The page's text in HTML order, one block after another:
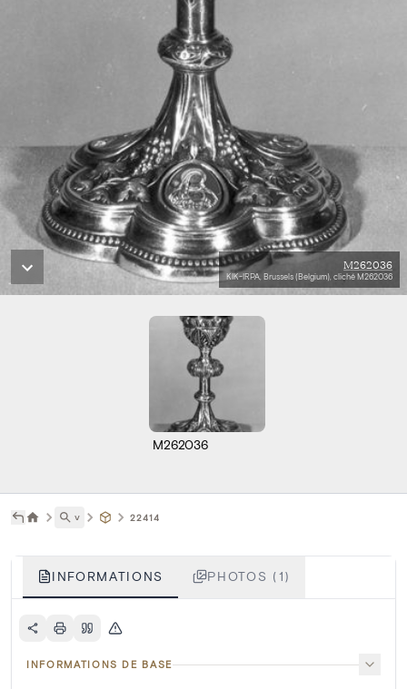
M262036
KIK-IRPA, Brussels (Belgium), cliché M262036
M262036
˅ 22414
INFORMATIONS PHOTOS (1)
INFORMATIONS DE BASE